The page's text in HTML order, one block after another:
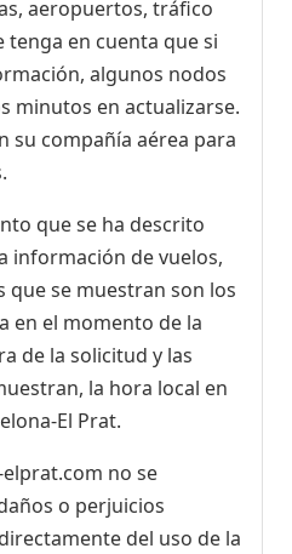
aeropuertos, tráfico
tenga en cuenta que si
algunos nodos
minutos en actualizarse.
su compañía aérea para
que se ha descrito
información de vuelos,
que se muestran son los
en el momento de la
de la solicitud y las
la hora local en
El Prat.
no se
o perjuicios
del uso de la